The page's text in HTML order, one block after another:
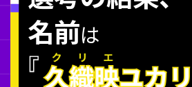
名前は